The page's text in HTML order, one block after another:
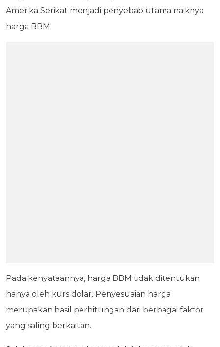
Amerika Serikat menjadi penyebab utama naiknya
harga BBM.
Pada kenyataannya, harga BBM tidak ditentukan
hanya oleh kurs dolar. Penyesuaian harga
merupakan hasil perhitungan dari berbagai faktor
yang saling berkaitan.